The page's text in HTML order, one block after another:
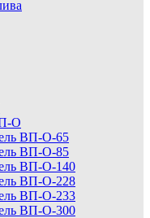
О
ВП-О-65
ВП-О-85
ВП-О-140
ВП-О-228
ВП-О-233
ВП-О-300